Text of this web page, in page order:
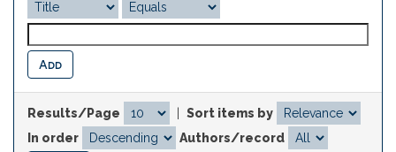
Results/Page
Sort items by
In order
Authors/record